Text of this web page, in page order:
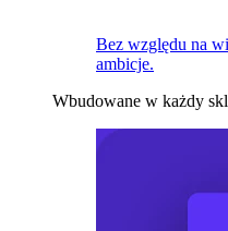
Bez względu na
ambicje.
Wbudowane w każdy